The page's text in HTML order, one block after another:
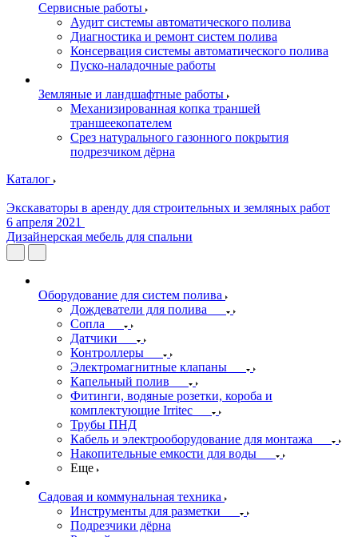
Сервисные работы
Аудит системы автоматического полива
Диагностика и ремонт систем полива
Консервация системы автоматического полива
Пуско-наладочные работы
Земляные и ландшафтные работы
Механизированная копка траншей
траншеекопателем
Срез натурального газонного покрытия
подрезчиком дёрна
Каталог
Экскаваторы в аренду для строительных и земляных работ
6 апреля 2021
Дизайнерская мебель для спальни
Оборудование для систем полива
Дождеватели для полива
Сопла
Датчики
Контроллеры
Электромагнитные клапаны
Капельный полив
Фитинги, водяные розетки, короба и
комплектующие Irritec
Трубы ПНД
Кабель и электрооборудование для монтажа
Накопительные емкости для воды
Еще
Садовая и коммунальная техника
Инструменты для разметки
Подрезчики дёрна